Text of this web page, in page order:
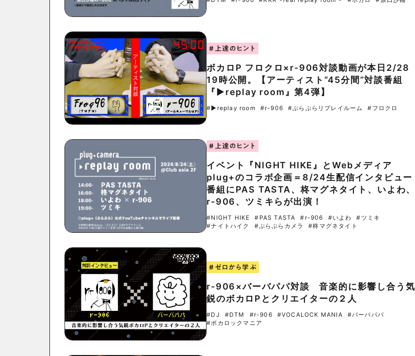
#上達のヒント
ボカロP フロクロ×r-906対談動画が本日2/28
19時公開。【アーティスト“45分間”対談番組
『▶︎replay room』第4弾】
#▶︎replay room #r-906 #ぷらぷらリプレイルーム #フロクロ
#上達のヒント
イベント『NIGHT HIKE』とWebメディア
plug+のコラボ企画＝8/24生配信インタビュー
番組にPAS TASTA、柊マグネタイト、いよわ、
r-906、ツミキらが出演！
#NIGHT HIKE #PAS TASTA #r-906 #いよわ
#ツミキ
#ナイトハイク
#ぷらぷらカメラ #柊マグネタイト
#ゼロから学ぶ
r-906×バーバパパ対談 音楽的に影響し合う気
鋭のボカロPとクリエイターの２人
#DJ #DTM #r-906 #VOCALOCK MANIA
#バーバパパ
#ボカロックマニア